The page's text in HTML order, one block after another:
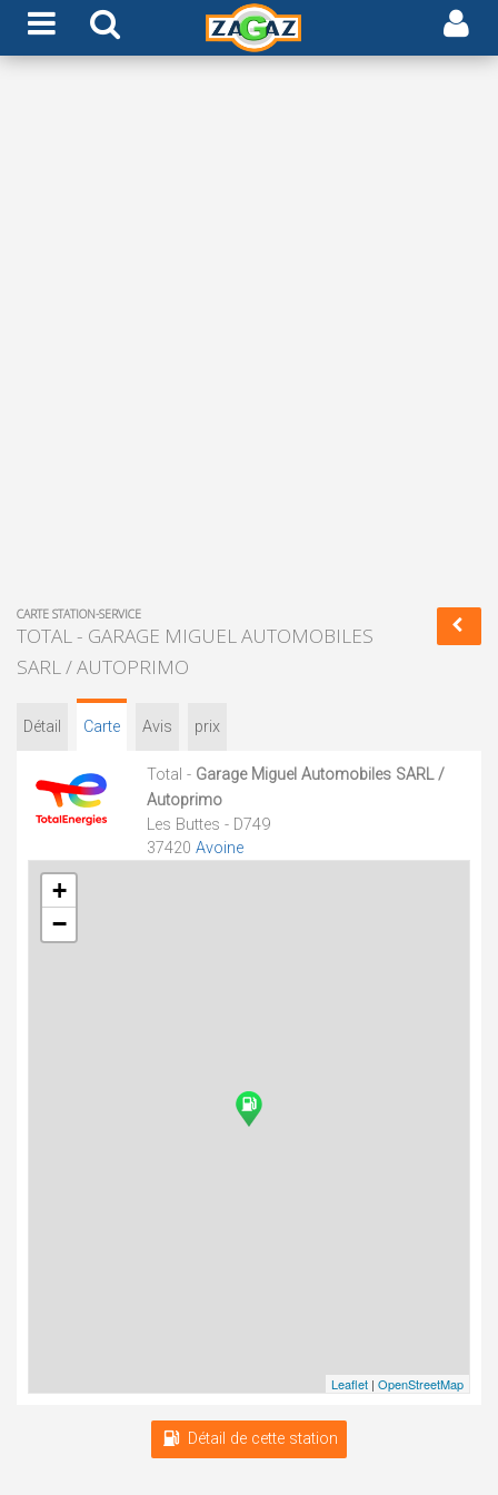
CARTE STATION-SERVICE
TOTAL - GARAGE MIGUEL AUTOMOBILES
SARL / AUTOPRIMO
Détail Carte Avis prix
Total - Garage Miguel Automobiles SARL /
Autoprimo
Les Buttes - D749
37420 Avoine
+
−
Leaflet | OpenStreetMap
Détail de cette station